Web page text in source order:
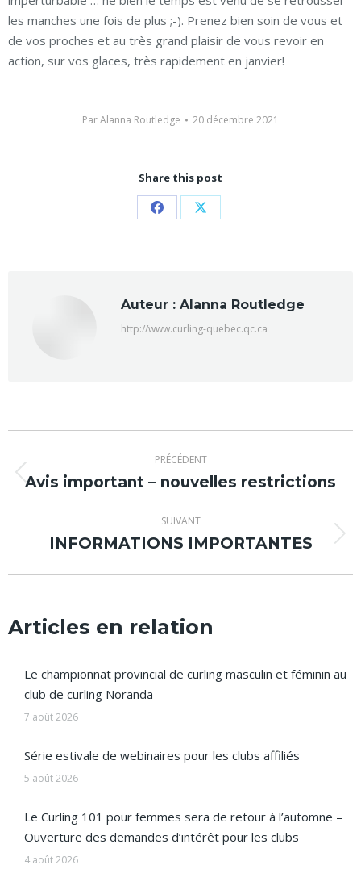
les manches une fois de plus ;-). Prenez bien soin de vous et
de vos proches et au très grand plaisir de vous revoir en
action, sur vos glaces, très rapidement en janvier!
ParAlanna Routledge 20 décembre 2021
Share this post
PartagerPartager
Auteur : Alanna Routledge
http://www.curling-quebec.qc.ca
Navigation
article
PRÉCÉDENT
Article
:
Avis important – nouvelles restrictions
SUIVANT
Article
INFORMATIONS IMPORTANTES
Articles en relation
Le championnat provincial de curling masculin et féminin au
club de curling Noranda
7 août 2026
Série estivale de webinaires pour les clubs affiliés
5 août 2026
Le Curling 101 pour femmes sera de retour à l’automne –
Ouverture des demandes d’intérêt pour les clubs
4 août 2026